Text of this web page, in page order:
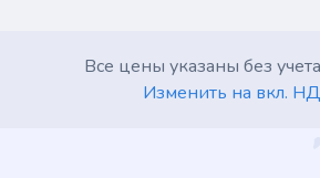
Все цены указаны без
Изменить на вкл.